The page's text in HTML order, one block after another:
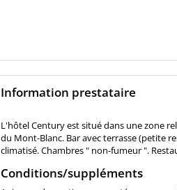
Information prestataire
L'hôtel Century est situé dans une zone
du Mont-Blanc. Bar avec terrasse (petite
climatisé. Chambres " non-fumeur ".
Conditions/suppléments